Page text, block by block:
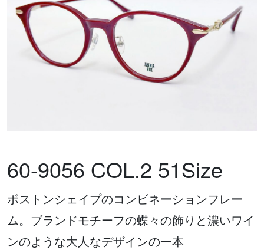
60-9056 COL.2 51Size
ボストンシェイプのコンビネーションフレー
ム。ブランドモチーフの蝶々の飾りと濃いワイ
ンのような大人なデザインの一本